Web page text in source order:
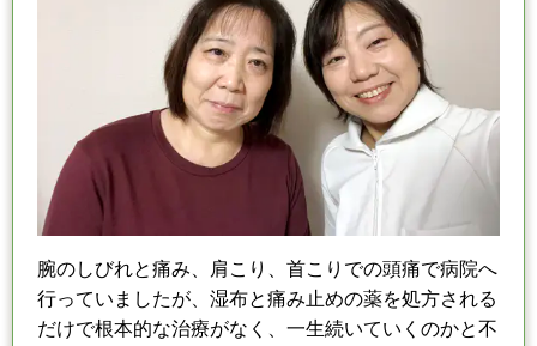
腕のしびれと痛み、肩こり、首こりでの頭痛で病院へ
行っていましたが、 湿布と痛み止めの薬を処方される
だけで根本的な治療がなく、 一生続いていくのかと不